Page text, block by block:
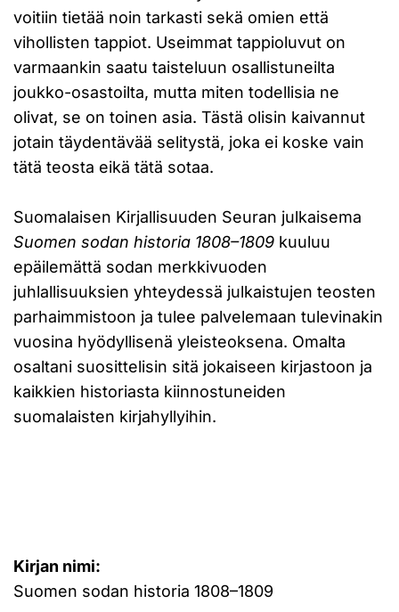
voitiin tietää noin tarkasti sekä omien että
vihollisten tappiot. Useimmat tappioluvut on
varmaankin saatu taisteluun osallistuneilta
joukko-osastoilta, mutta miten todellisia ne
olivat, se on toinen asia. Tästä olisin kaivannut
jotain täydentävää selitystä, joka ei koske vain
tätä teosta eikä tätä sotaa.
Suomalaisen Kirjallisuuden Seuran julkaisema
Suomen sodan historia 1808–1809 kuuluu
epäilemättä sodan merkkivuoden
juhlallisuuksien yhteydessä julkaistujen teosten
parhaimmistoon ja tulee palvelemaan tulevinakin
vuosina hyödyllisenä yleisteoksena. Omalta
osaltani suosittelisin sitä jokaiseen kirjastoon ja
kaikkien historiasta kiinnostuneiden
suomalaisten kirjahyllyihin.
Kirjan nimi:
Suomen sodan historia 1808–1809